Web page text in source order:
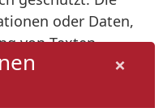
×
oder Daten,
von Texten,
der
Fabrik GmbH.